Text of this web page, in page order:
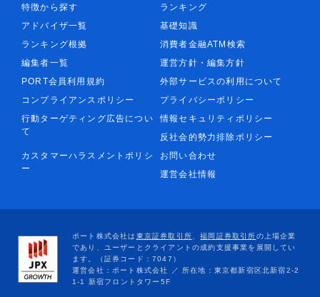
特徴から探す
ランキング
アドバイザ一覧
基礎知識
ランキング根拠
消費者金融ATM検索
編集者一覧
運営方針・編集方針
PORT会員利用規約
外部サービスの利用について
コンプライアンスポリシー
プライバシーポリシー
行動ターゲティング広告につい
て
情報セキュリティポリシー
反社会的勢力排除ポリシー
カスタマーハラスメントポリシ
ー
お問い合わせ
運営会社情報